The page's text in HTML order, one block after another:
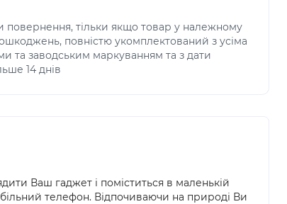
тільки якщо товар у належному
повністю укомплектований з усіма
та заводським маркуванням та з дати
14 днів
Ваш гаджет і поміститься в маленькій
телефон. Відпочиваючи на природі Ви